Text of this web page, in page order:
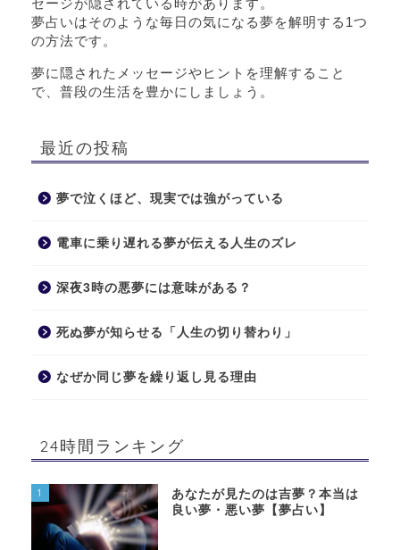
セージが隠されている時があります。
夢占いはそのような毎日の気になる夢を解明する1つ
の方法です。
夢に隠されたメッセージやヒントを理解すること
で、普段の生活を豊かにしましょう。
最近の投稿
夢で泣くほど、現実では強がっている
電車に乗り遅れる夢が伝える人生のズレ
深夜3時の悪夢には意味がある？
死ぬ夢が知らせる「人生の切り替わり」
なぜか同じ夢を繰り返し見る理由
24時間ランキング
1
あなたが見たのは吉夢？本当は
良い夢・悪い夢【夢占い】